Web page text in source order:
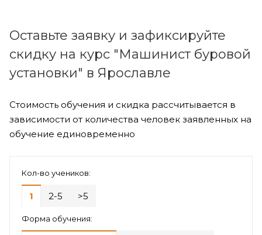
Оставьте заявку и зафиксируйте
скидку на курс "Машинист буровой
установки" в Ярославле
Стоимость обучения и скидка рассчитывается в
зависимости от количества человек заявленных на
обучение единовременно
Кол-во учеников:
1 2-5 >5
Форма обучения: